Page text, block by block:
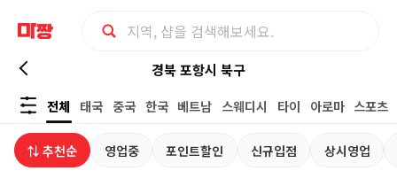
경
북
포
경북 포항시 북구
전체
태국 중국 한국 베트남 스웨디시 타이 아로마 스포츠
⇅ 추천순 영업중 포인트할인 신규입점 상시영업